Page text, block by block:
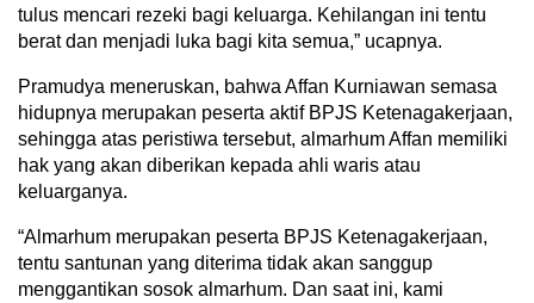
tulus mencari rezeki bagi keluarga. Kehilangan ini tentu
berat dan menjadi luka bagi kita semua,” ucapnya.
Pramudya meneruskan, bahwa Affan Kurniawan semasa
hidupnya merupakan peserta aktif BPJS Ketenagakerjaan,
sehingga atas peristiwa tersebut, almarhum Affan memiliki
hak yang akan diberikan kepada ahli waris atau
keluarganya.
“Almarhum merupakan peserta BPJS Ketenagakerjaan,
tentu santunan yang diterima tidak akan sanggup
menggantikan sosok almarhum. Dan saat ini, kami